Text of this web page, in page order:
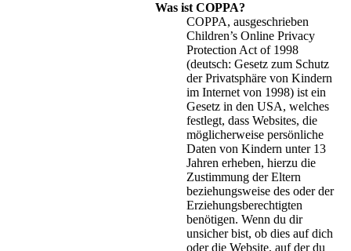
Was ist COPPA?
COPPA, ausgeschrieben
Children’s Online Privacy
Protection Act of 1998
(deutsch: Gesetz zum Schutz
der Privatsphäre von Kindern
im Internet von 1998) ist ein
Gesetz in den USA, welches
festlegt, dass Websites, die
möglicherweise persönliche
Daten von Kindern unter 13
Jahren erheben, hierzu die
Zustimmung der Eltern
beziehungsweise des oder der
Erziehungsberechtigten
benötigen. Wenn du dir
unsicher bist, ob dies auf dich
oder die Website, auf der du